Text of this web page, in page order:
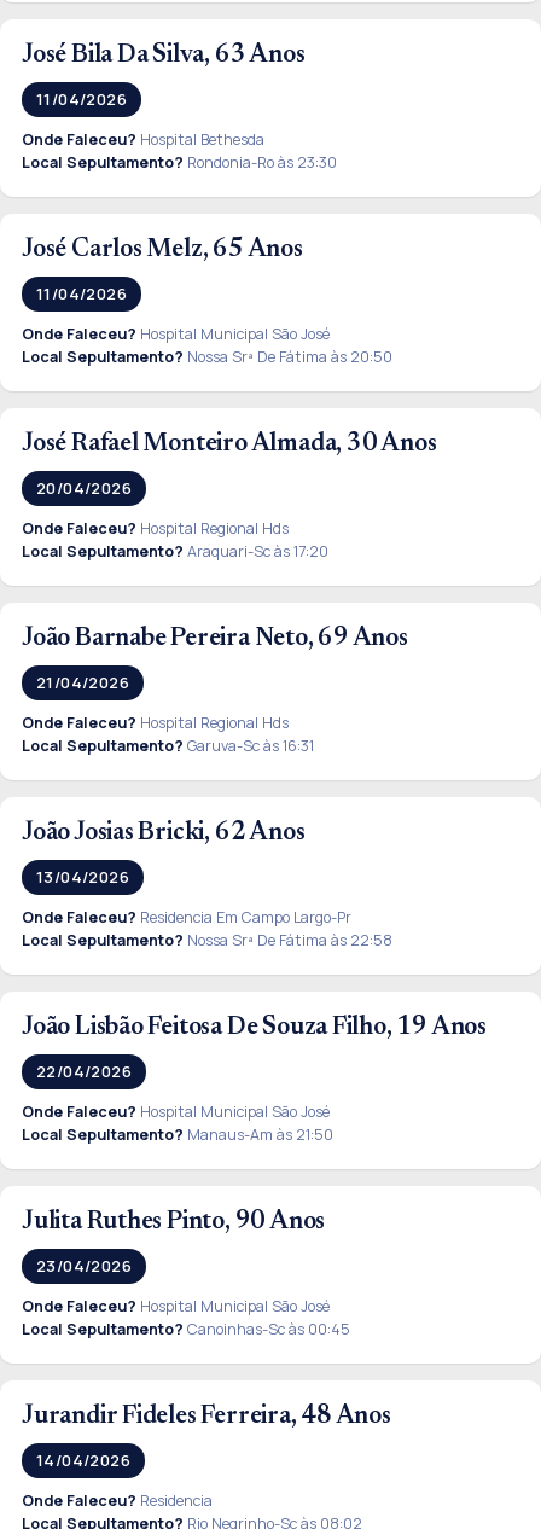
José Bila Da Silva, 63 Anos
11/04/2026
Onde Faleceu? Hospital Bethesda
Local Sepultamento? Rondonia-Ro às 23:30
José Carlos Melz, 65 Anos
11/04/2026
Onde Faleceu? Hospital Municipal São José
Local Sepultamento? Nossa Srª De Fátima às 20:50
José Rafael Monteiro Almada, 30 Anos
20/04/2026
Onde Faleceu? Hospital Regional Hds
Local Sepultamento? Araquari-Sc às 17:20
João Barnabe Pereira Neto, 69 Anos
21/04/2026
Onde Faleceu? Hospital Regional Hds
Local Sepultamento? Garuva-Sc às 16:31
João Josias Bricki, 62 Anos
13/04/2026
Onde Faleceu? Residencia Em Campo Largo-Pr
Local Sepultamento? Nossa Srª De Fátima às 22:58
João Lisbão Feitosa De Souza Filho, 19 Anos
22/04/2026
Onde Faleceu? Hospital Municipal São José
Local Sepultamento? Manaus-Am às 21:50
Julita Ruthes Pinto, 90 Anos
23/04/2026
Onde Faleceu? Hospital Municipal São José
Local Sepultamento? Canoinhas-Sc às 00:45
Jurandir Fideles Ferreira, 48 Anos
14/04/2026
Onde Faleceu? Residencia
Local Sepultamento? Rio Negrinho-Sc às 08:02